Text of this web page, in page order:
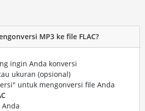
MP3 ke file FLAC?
ingin Anda konversi
ukuran (opsional)
untuk mengonversi file Anda
Anda